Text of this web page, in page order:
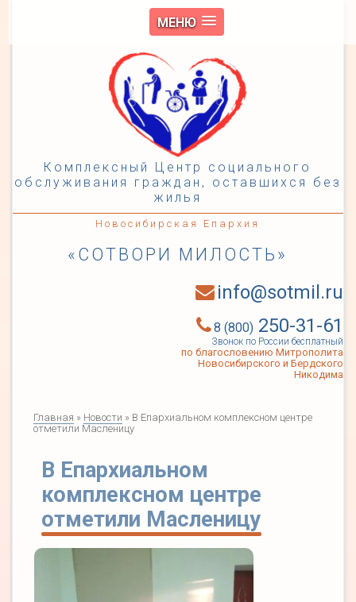
МЕНЮ
Комплексный Центр социального
обслуживания граждан, оставшихся без
жилья
Новосибирская Епархия
«СОТВОРИ МИЛОСТЬ»
info@sotmil.ru
8 (800)250-31-61
Звонок по России бесплатный
по благословению Митрополита
Новосибирского и Бердского
Никодима
Главная » Новости » В Епархиальном комплексном центре
отметили Масленицу
В Епархиальном
комплексном центре
отметили Масленицу